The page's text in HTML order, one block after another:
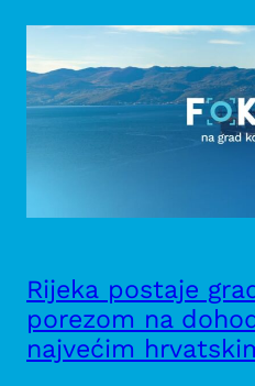
Rijeka postaje
porezom na
najvećim